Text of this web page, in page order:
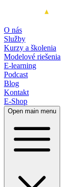
O nás
Služby
Kurzy a školenia
Modelové riešenia
E-learning
Podcast
Blog
Kontakt
E-Shop
Open main menu